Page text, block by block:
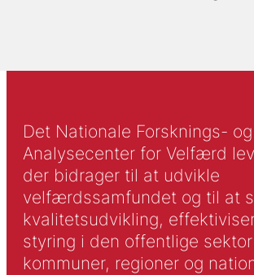
Det Nationale Forsknings- og
Analysecenter for Velfærd
der bidrager til at udvikle
velfærdssamfundet og til at
kvalitetsudvikling,
styring i den offentlige
kommuner, regioner og